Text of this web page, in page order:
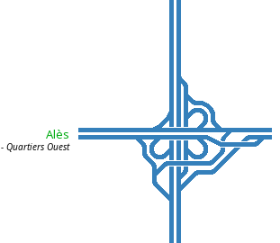
Alès
- Quartiers Ouest